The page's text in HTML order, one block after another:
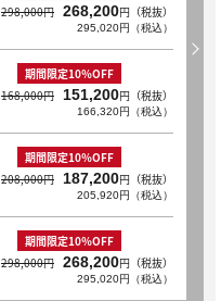
298,000円 268,200円（税抜）
295,020円（税込）
期間限定10％OFF
168,000円 151,200円（税抜）
166,320円（税込）
期間限定10％OFF
208,000円 187,200円（税抜）
205,920円（税込）
期間限定10％OFF
298,000円 268,200円（税抜）
295,020円（税込）